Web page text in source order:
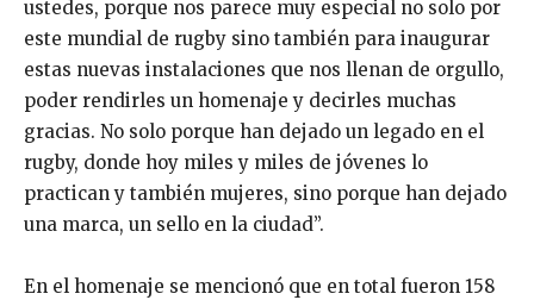
ustedes, porque nos parece muy especial no solo por
este mundial de rugby sino también para inaugurar
estas nuevas instalaciones que nos llenan de orgullo,
poder rendirles un homenaje y decirles muchas
gracias. No solo porque han dejado un legado en el
rugby, donde hoy miles y miles de jóvenes lo
practican y también mujeres, sino porque han dejado
una marca, un sello en la ciudad”.
En el homenaje se mencionó que en total fueron 158